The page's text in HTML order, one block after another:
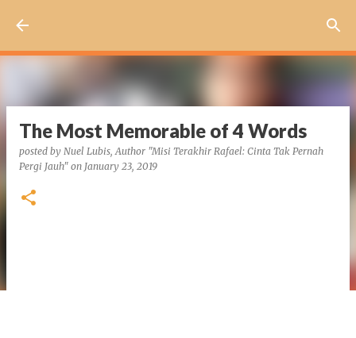
The Most Memorable of 4 Words
posted by Nuel Lubis, Author "Misi Terakhir Rafael: Cinta Tak Pernah
Pergi Jauh" on January 23, 2019